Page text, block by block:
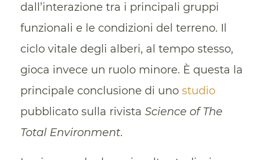
dall’interazione tra i principali gruppi
funzionali e le condizioni del terreno. Il
ciclo vitale degli alberi, al tempo stesso,
gioca invece un ruolo minore. È questa la
principale conclusione di uno studio
pubblicato sulla rivista Science of The
Total Environment.